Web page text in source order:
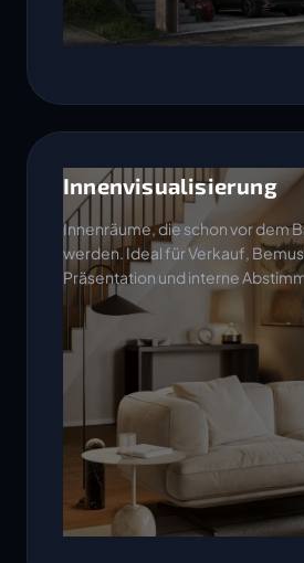
Innenvisualisierung
Innenräume, die schon vor dem
werden. Ideal für Verkauf,
Präsentation und interne